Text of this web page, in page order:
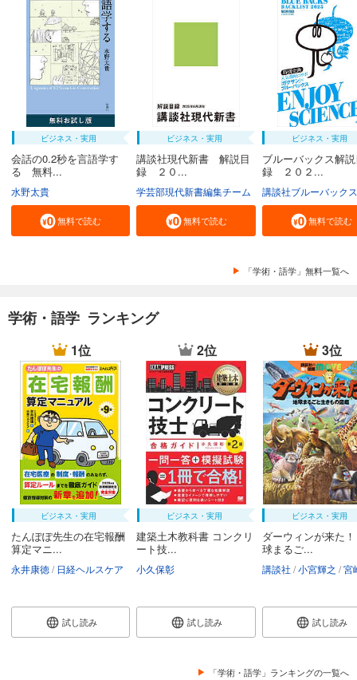
ビジネス・実用
会話の0.2秒を言語学す
る 無料...
水野太貴
無料で読む
ビジネス・実用
講談社現代新書 解説目
録 ２０...
学芸部現代新書編集チーム
無料で読む
ビジネス・実用
ブルーバックス解
録 ２０２...
講談社ブルーバックス
無料で読む
「学術・語学」無料一覧へ
学術・語学 ランキング
1位
ビジネス・実用
たんぽぽ先生の在宅報酬
算定マニ...
永井康徳 日経ヘルスケア
試し読み
2位
ビジネス・実用
建築土木教科書 コンクリ
ート技...
小久保彰
試し読み
3位
ビジネス・実用
ダーウィンが来た
球まるご...
講談社 小宮輝之 宮崎
試し読み
「学術・語学」ランキングの一覧へ